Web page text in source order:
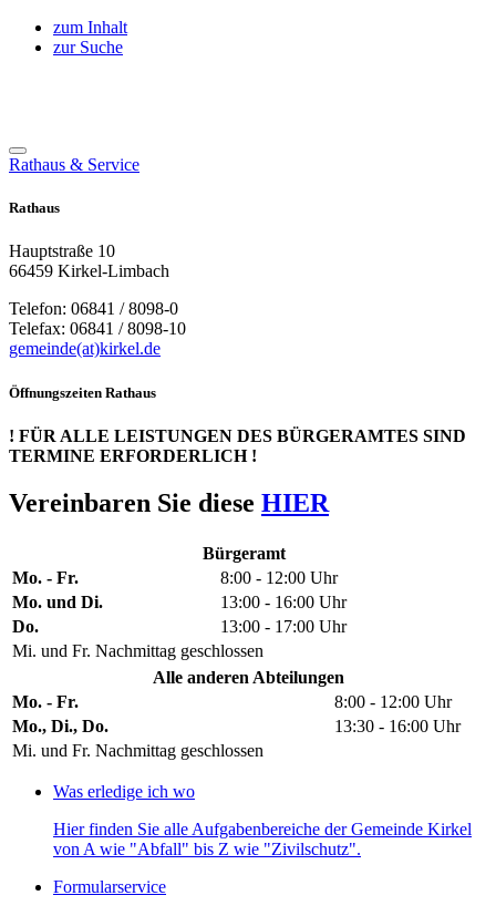
zum Inhalt
zur Suche
Rathaus & Service
Rathaus
Hauptstraße 10
66459 Kirkel-Limbach
Telefon: 06841 / 8098-0
Telefax: 06841 / 8098-10
gemeinde(at)kirkel.de
Öffnungszeiten Rathaus
! FÜR ALLE LEISTUNGEN DES BÜRGERAMTES SIND
TERMINE ERFORDERLICH !
Vereinbaren Sie diese HIER
Bürgeramt
Mo. - Fr.
8:00 - 12:00 Uhr
Mo. und Di.
13:00 - 16:00 Uhr
Do.
13:00 - 17:00 Uhr
Mi. und Fr. Nachmittag geschlossen
Alle anderen Abteilungen
Mo. - Fr.
8:00 - 12:00 Uhr
Mo., Di., Do.
13:30 - 16:00 Uhr
Mi. und Fr. Nachmittag geschlossen
Was erledige ich wo
Hier finden Sie alle Aufgabenbereiche der Gemeinde Kirkel
von A wie "Abfall" bis Z wie "Zivilschutz".
Formularservice